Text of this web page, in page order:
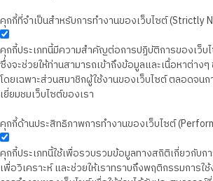
คุกกี้ที่จำเป็นสำหรับการทำงานของเว็บไซต์ (Strictly
คุกกี้ประเภทนี้มีความสำคัญต่อการปฏิบัติการของเว็
ซึ่งจะช่วยให้ท่านสามารถเข้าถึงข้อมูลและเนื้อหาต่าง
โดยเฉพาะส่วนสมาชิกผู้ใช้งานของเว็บไซต์ ตลอดจน
เยี่ยมชมเว็บไซต์ของเรา
คุกกี้ด้านประสิทธิภาพการทำงานของเว็บไซต์
คุกกี้ประเภทนี้ใช้เพื่อรวบรวมข้อมูลทางสถิติเกี่ยวกับก
เพื่อวิเคราะห์ และช่วยให้เราทราบถึงพฤติกรรมการใ